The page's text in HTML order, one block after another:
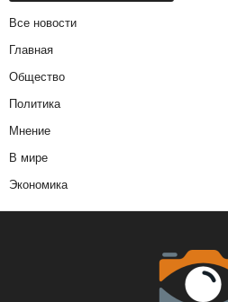
Все новости
Главная
Общество
Политика
Мнение
В мире
Экономика